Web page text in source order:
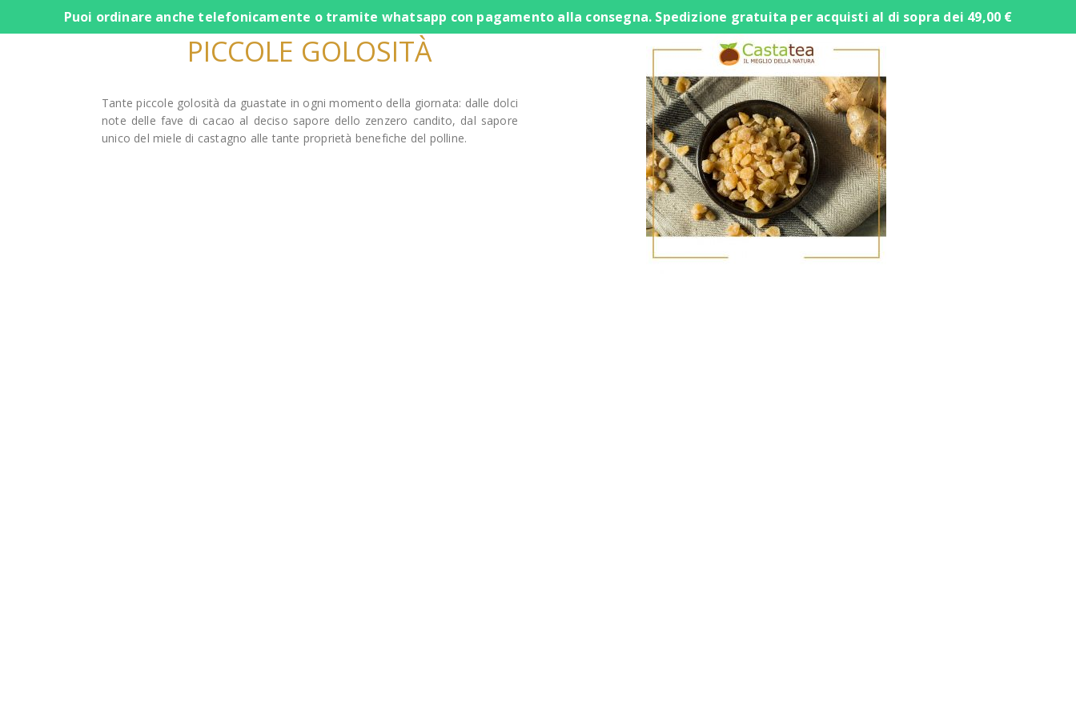
Puoi ordinare anche telefonicamente o tramite whatsapp con pagamento alla consegna. Spedizione gratuita per acquisti al di sopra dei 49,00 €
PICCOLE GOLOSITÀ
Tante piccole golosità da guastate in ogni momento della giornata: dalle dolci
note delle fave di cacao al deciso sapore dello zenzero candito, dal sapore
unico del miele di castagno alle tante proprietà benefiche del polline.